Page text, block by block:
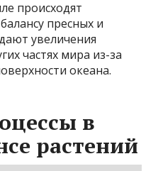
происходят
пресных и
увеличения
частях мира из-за
океана.
в
растений